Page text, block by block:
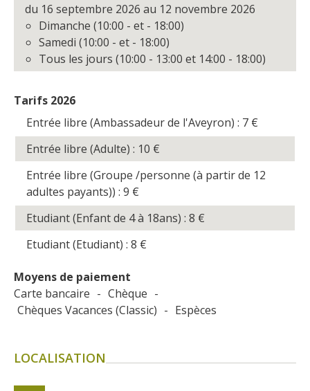
du 16 septembre 2026 au 12 novembre 2026
Dimanche (10:00 - et - 18:00)
Samedi (10:00 - et - 18:00)
Tous les jours (10:00 - 13:00 et 14:00 - 18:00)
Tarifs 2026
Entrée libre (Ambassadeur de l'Aveyron) : 7 €
Entrée libre (Adulte) : 10 €
Entrée libre (Groupe /personne (à partir de 12
adultes payants)) : 9 €
Etudiant (Enfant de 4 à 18ans) : 8 €
Etudiant (Etudiant) : 8 €
Moyens de paiement
Carte bancaire - Chèque -
Chèques Vacances (Classic) - Espèces
LOCALISATION